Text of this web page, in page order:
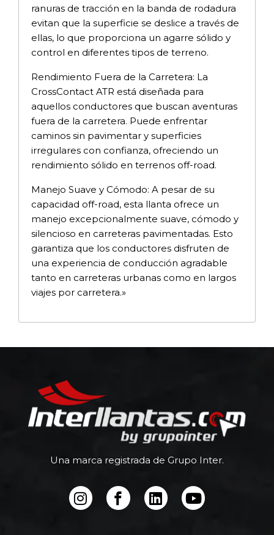
ranuras de tracción en la banda de rodadura
evitan que la superficie se deslice a través de
ellas, lo que proporciona un agarre sólido y
control en diferentes tipos de terreno.
Rendimiento Fuera de la Carretera: La
CrossContact ATR está diseñada para
aquellos conductores que buscan aventuras
fuera de la carretera. Puede enfrentar
caminos sin pavimentar y superficies
irregulares con confianza, ofreciendo un
rendimiento sólido en terrenos off-road.
Manejo Suave y Cómodo: A pesar de su
capacidad off-road, esta llanta ofrece un
manejo excepcionalmente suave, cómodo y
silencioso en carreteras pavimentadas. Esto
garantiza que los conductores disfruten de
una experiencia de conducción agradable
tanto en carreteras urbanas como en largos
viajes por carretera.»
Una marca registrada de Grupo Inter.